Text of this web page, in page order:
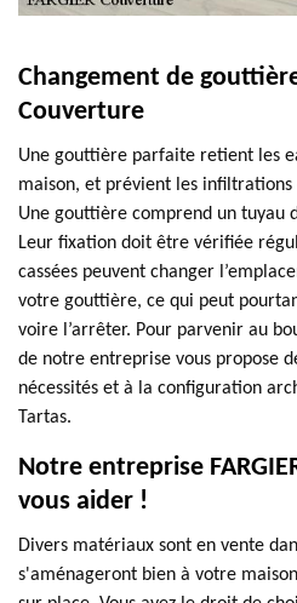
Changement de gouttière
Couverture
Une gouttière parfaite retient les
maison, et prévient les infiltrations
Une gouttière comprend un tuyau
Leur fixation doit être vérifiée
cassées peuvent changer
votre gouttière, ce qui peut
voire l’arrêter. Pour parvenir au
de notre entreprise vous propose
nécessités et à la configuration
Tartas.
Notre entreprise
vous aider !
Divers matériaux sont en vente
s'aménageront bien à votre